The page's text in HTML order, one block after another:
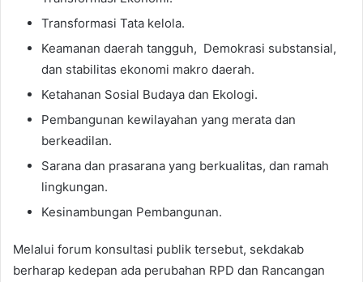
Transformasi Tata kelola.
Keamanan daerah tangguh, Demokrasi substansial,
dan stabilitas ekonomi makro daerah.
Ketahanan Sosial Budaya dan Ekologi.
Pembangunan kewilayahan yang merata dan
berkeadilan.
Sarana dan prasarana yang berkualitas, dan ramah
lingkungan.
Kesinambungan Pembangunan.
Melalui forum konsultasi publik tersebut, sekdakab
berharap kedepan ada perubahan RPD dan Rancangan